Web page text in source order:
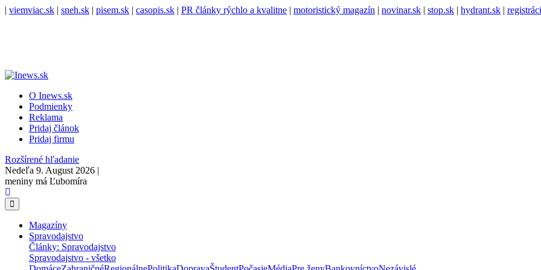
| viemviac.sk | sneh.sk | pisem.sk | casopis.sk | PR články rýchlo a kvalitne | motoristický magazín | novinar.sk | stop.sk | hydrant.sk |
O Inews.sk
Podmienky
Reklama
Pridaj článok
Pridaj firmu
Rozšírené hľadanie
Nedeľa 9. August 2026 |
meniny má Ľubomíra
Magazíny
Spravodajstvo
Články: Spravodajstvo
Spravodajstvo - všetko